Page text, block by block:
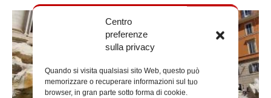
Centro
preferenze
sulla privacy
Quando si visita qualsiasi sito Web, questo può
memorizzare o recuperare informazioni sul tuo
browser, in gran parte sotto forma di cookie.